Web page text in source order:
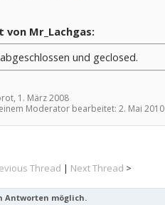
von Mr_Lachgas:
und geclosed.
1. März 2008
Moderator bearbeitet: 2. Mai 2010
Thread | Next Thread >
Antworten möglich.